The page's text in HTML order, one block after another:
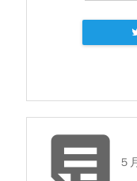
 ５